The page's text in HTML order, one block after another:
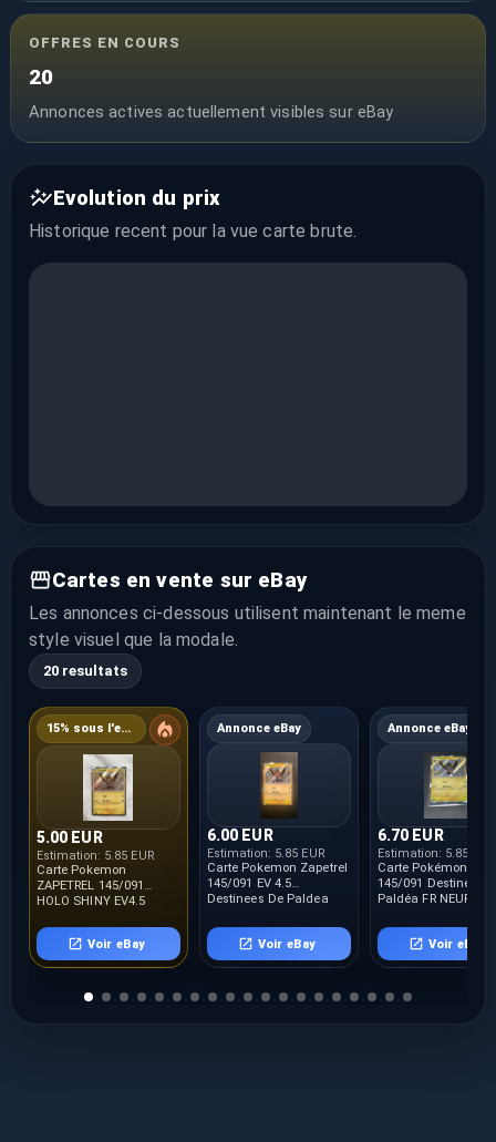
OFFRES EN COURS
20
Annonces actives actuellement visibles sur eBay
Evolution du prix
Historique recent pour la vuecarte brute.
Cartes en vente sur eBay
Les annonces ci-dessous utilisent maintenant le meme
style visuel que la modale.
20 resultats
15% sous l'estimation
5.00 EUR
Estimation: 5.85 EUR
Carte Pokemon
ZAPETREL 145/091
HOLO SHINY EV4.5
PAF FR NEUF
Voir eBay
Annonce eBay
6.00 EUR
Estimation: 5.85 EUR
Carte Pokemon Zapetrel
145/091 EV 4.5
Destinees De Paldea
Voir eBay
Annonce eBay
6.70 EUR
Estimation: 5.85 EUR
Carte Pokémon
145/091 Destinées
Paldéa FR NEUF
Voir eBay